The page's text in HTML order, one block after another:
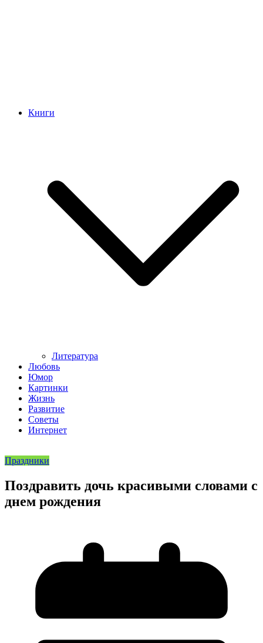
Книги
Литература
Любовь
Юмор
Картинки
Жизнь
Развитие
Советы
Интернет
Праздники
Поздравить дочь красивыми словами с
днем рождения